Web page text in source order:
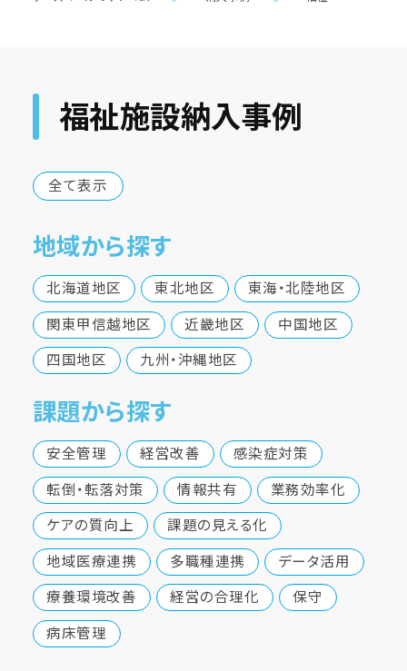
福祉施設納入事例
全て表示
地域から探す
北海道地区 東北地区
東海・北陸地区
関東甲信越地区
近畿地区
中国地区
四国地区
九州・沖縄地区
課題から探す
安全管理 経営改善
感染症対策
転倒・転落対策
情報共有
業務効率化
ケアの質向上
課題の見える化
地域医療連携
多職種連携
データ活用
療養環境改善
経営の合理化
保守
病床管理